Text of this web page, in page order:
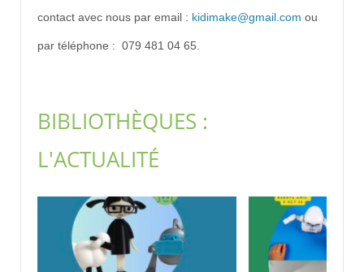
contact avec nous par email : kidimake@gmail.com ou
par téléphone : 079 481 04 65.
BIBLIOTHÈQUES :
L'ACTUALITÉ